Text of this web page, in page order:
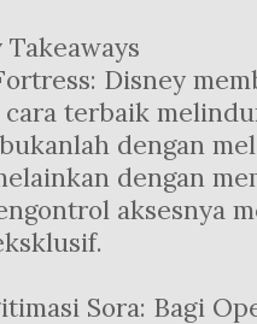
Takeaways
Disney
cara terbaik
dengan
dengan
aksesnya
Sora: Bagi